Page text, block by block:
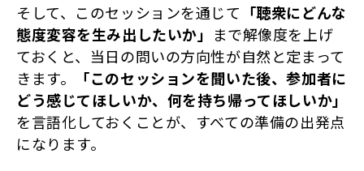
そして、このセッションを通じて 「聴衆にどんな
態度変容を生み出したいか」 まで解像度を上げ
ておくと、当日の問いの方向性が自然と定まって
きます。
「このセッションを聞いた後、参加者に
どう感じてほしいか、何を持ち帰ってほしいか」
を言語化しておくことが、すべての準備の出発点
になります。